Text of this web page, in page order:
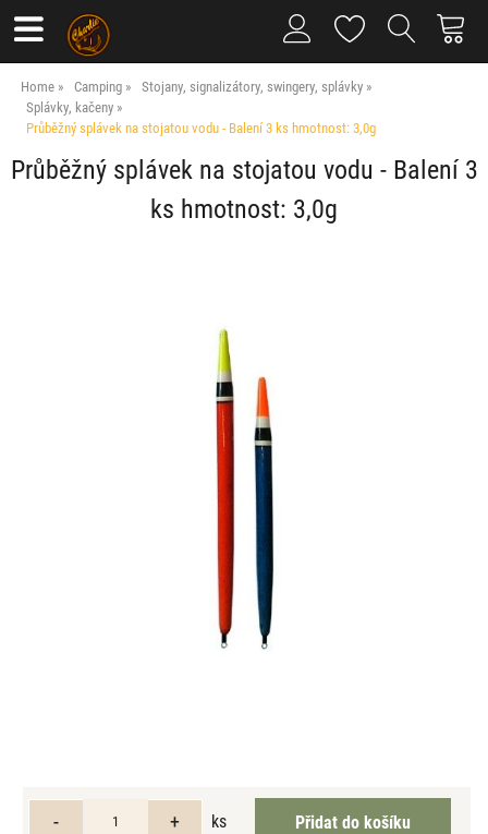
Home Camping
Stojany, signalizátory, swingery, splávky
Splávky, kačeny
Průběžný splávek na stojatou vodu - Balení 3 ks hmotnost: 3,0g
Průběžný splávek na stojatou vodu - Balení 3
ks hmotnost: 3,0g
ks